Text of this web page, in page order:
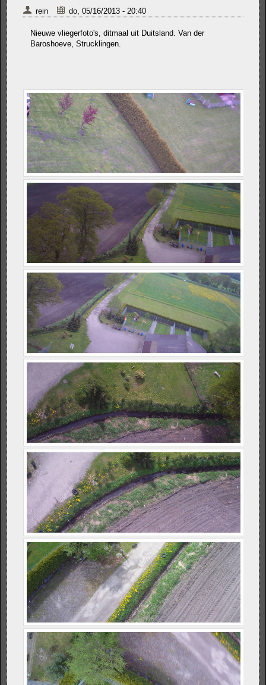
rein do, 05/16/2013 - 20:40
Nieuwe vliegerfoto's, ditmaal uit Duitsland. Van der
Baroshoeve, Strucklingen.